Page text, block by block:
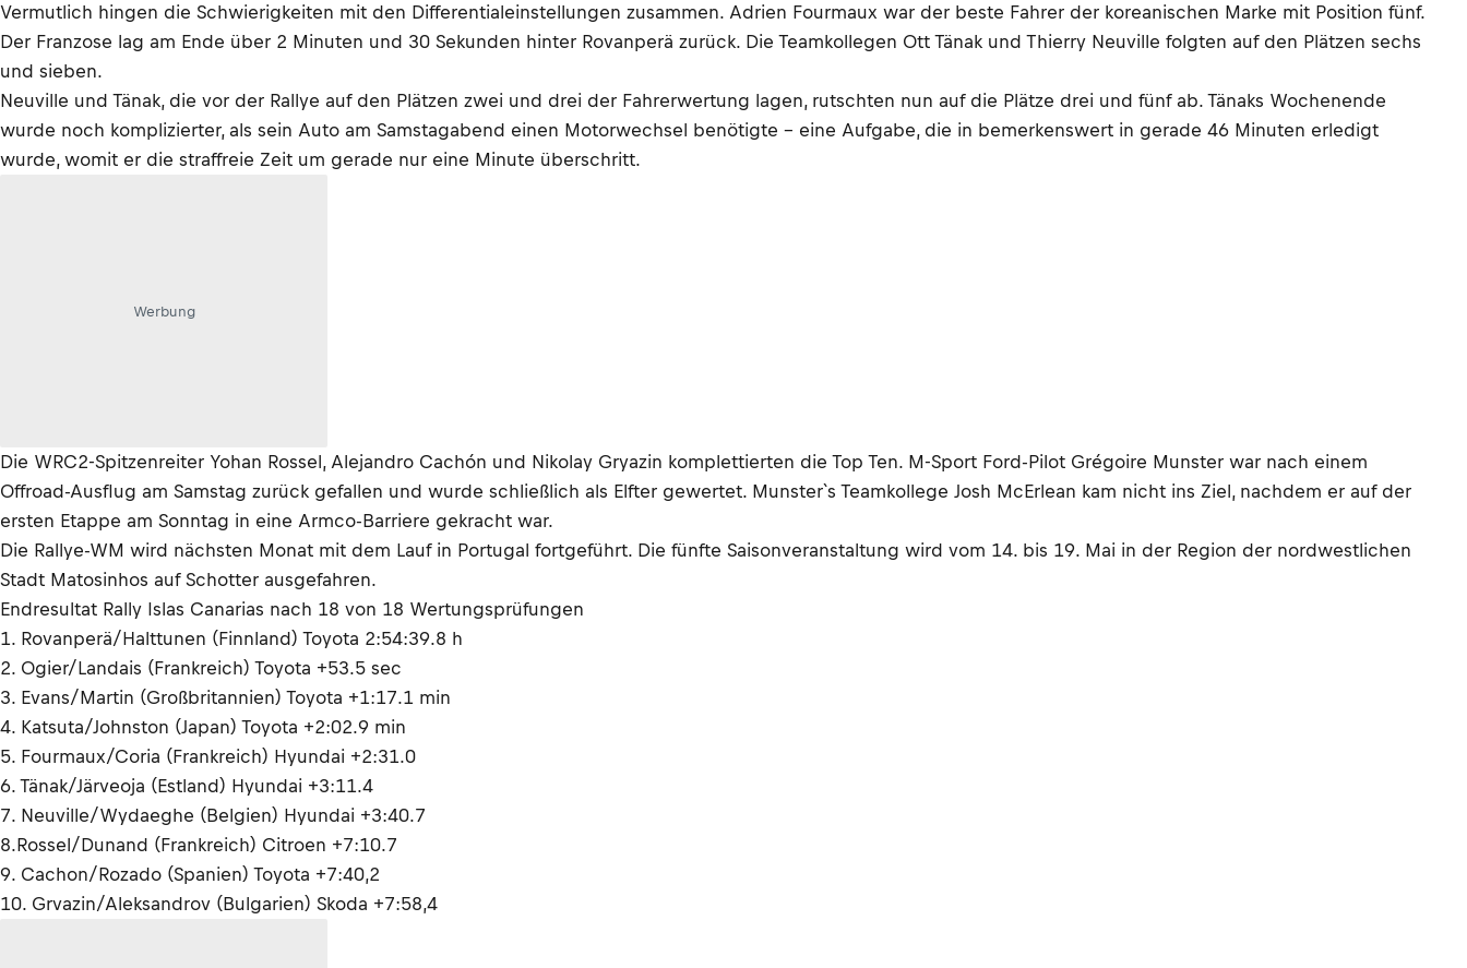
Vermutlich hingen die Schwierigkeiten mit den Differentialeinstellungen zusammen. Adrien Fourmaux war der beste Fahrer der koreanischen Marke mit Position fünf.
Der Franzose lag am Ende über 2 Minuten und 30 Sekunden hinter Rovanperä zurück. Die Teamkollegen Ott Tänak und Thierry Neuville folgten auf den Plätzen sechs
und sieben.
Neuville und Tänak, die vor der Rallye auf den Plätzen zwei und drei der Fahrerwertung lagen, rutschten nun auf die Plätze drei und fünf ab. Tänaks Wochenende
wurde noch komplizierter, als sein Auto am Samstagabend einen Motorwechsel benötigte - eine Aufgabe, die in bemerkenswert in gerade 46 Minuten erledigt
wurde, womit er die straffreie Zeit um gerade nur eine Minute überschritt.
Werbung
Die WRC2-Spitzenreiter Yohan Rossel, Alejandro Cachón und Nikolay Gryazin komplettierten die Top Ten. M-Sport Ford-Pilot Grégoire Munster war nach einem
Offroad-Ausflug am Samstag zurück gefallen und wurde schließlich als Elfter gewertet. Munster`s Teamkollege Josh McErlean kam nicht ins Ziel, nachdem er auf der
ersten Etappe am Sonntag in eine Armco-Barriere gekracht war.
Die Rallye-WM wird nächsten Monat mit dem Lauf in Portugal fortgeführt. Die fünfte Saisonveranstaltung wird vom 14. bis 19. Mai in der Region der nordwestlichen
Stadt Matosinhos auf Schotter ausgefahren.
Endresultat Rally Islas Canarias nach 18 von 18 Wertungsprüfungen
1. Rovanperä/Halttunen (Finnland) Toyota 2:54:39.8 h
2. Ogier/Landais (Frankreich) Toyota +53.5 sec
3. Evans/Martin (Großbritannien) Toyota +1:17.1 min
4. Katsuta/Johnston (Japan) Toyota +2:02.9 min
5. Fourmaux/Coria (Frankreich) Hyundai +2:31.0
6. Tänak/Järveoja (Estland) Hyundai +3:11.4
7. Neuville/Wydaeghe (Belgien) Hyundai +3:40.7
8.Rossel/Dunand (Frankreich) Citroen +7:10.7
9. Cachon/Rozado (Spanien) Toyota +7:40,2
10. Grvazin/Aleksandrov (Bulgarien) Skoda +7:58,4